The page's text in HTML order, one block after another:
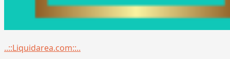
Menu
..::Liquidarea.com::..